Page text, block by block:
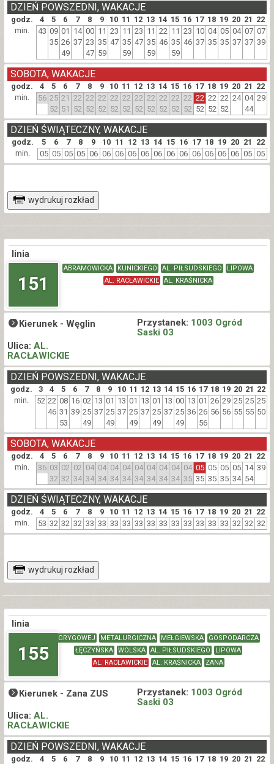
godz. 4 5 6 7 8 9 10 11 12 13 14 15 16 17 18 19 20 21 22
DZIEŃ POWSZEDNI, WAKACJE
min. 43 09
35
01
26
49
14
37
00
23
47
11
35
59
23
47
11
35
59
23
47
11
35
59
22
46
11
35
59
23
46
10
37
04
35
05
35
04
37
07
37
07
39
godz. 4 5 6 7 8 9 10 11 12 13 14 15 16 17 18 19 20 21 22
SOBOTA, WAKACJE
min. 56 25
52
21
51
22
52
22
52
22
52
22
52
22
52
22
52
22
52
22
52
22
52
22
52
22
52
22
52
22
52
24 04
44
29
godz. 5 6 7 8 9 10 11 12 13 14 15 16 17 18 19 20 21 22
DZIEŃ ŚWIĄTECZNY, WAKACJE
min. 05 05 05 05 06 06 06 06 06 06 06 06 06 06 06 06 05 05
wydrukuj rozkład
linia
151
ABRAMOWICKA KUNICKIEGO AL. PIŁSUDSKIEGO
LIPOWA
AL. RACŁAWICKIE
AL. KRAŚNICKA
Kierunek - Węglin Przystanek: 1003 Ogród
Saski 03
Ulica: AL.
RACŁAWICKIE
godz. 3 4 5 6 7 8 9 10 11 12 13 14 15 16 17 18 19 20 21 22
DZIEŃ POWSZEDNI, WAKACJE
min. 52 22
46
08
31
53
16
39
02
25
49
13
37
01
25
49
13
37
01
25
49
13
37
01
25
49
13
37
00
25
49
13
36
01
26
56
26
56
29
56
25
55
25
55
25
50
godz. 4 5 6 7 8 9 10 11 12 13 14 15 16 17 18 19 20 21 22
SOBOTA, WAKACJE
min. 36 03
32
02
32
02
34
04
34
04
34
04
34
04
34
04
34
04
34
04
34
04
34
04
35
05
35
05
35
05
35
05
34
14
54
39
godz. 4 5 6 7 8 9 10 11 12 13 14 15 16 17 18 19 20 21 22
DZIEŃ ŚWIĄTECZNY, WAKACJE
min. 53 32 32 32 33 33 33 33 33 33 33 33 33 33 33 33 32 32 32
wydrukuj rozkład
linia
155
GRYGOWEJ METALURGICZNA MEŁGIEWSKA
GOSPODARCZA
ŁĘCZYŃSKA
WOLSKA AL. PIŁSUDSKIEGO
LIPOWA
AL. RACŁAWICKIE
AL. KRAŚNICKA ZANA
Kierunek - Zana ZUS Przystanek: 1003 Ogród
Saski 03
Ulica: AL.
RACŁAWICKIE
godz. 4 5 6 7 8 9 10 11 12 13 14 15 16 17 18 19 20 21 22
DZIEŃ POWSZEDNI, WAKACJE